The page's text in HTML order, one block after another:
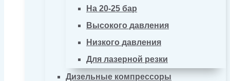
На 20-25 бар
Высокого давления
Низкого давления
Для лазерной резки
Дизельные компрессоры